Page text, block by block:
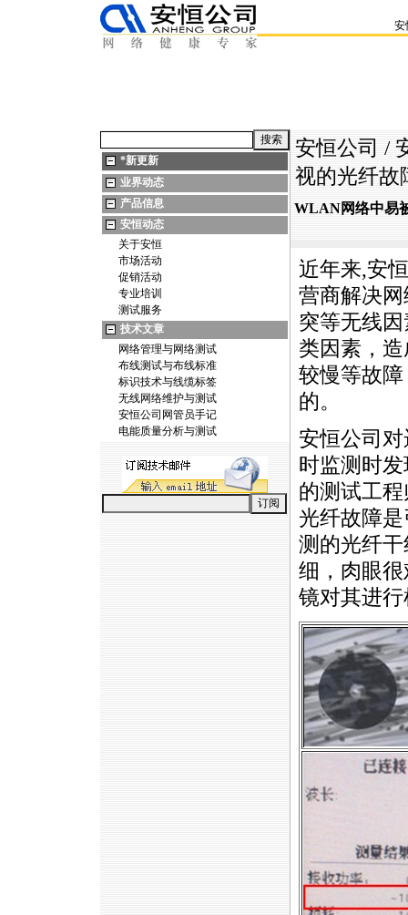
安
*新更新
业界动态
产品信息
安恒动态
关于安恒
市场活动
促销活动
专业培训
测试服务
技术文章
网络管理与网络测试
布线测试与布线标准
标识技术与线缆标签
无线网络维护与测试
安恒公司网管员手记
电能质量分析与测试
安恒公司 /
视的光纤故
WLAN网络中易
近年来,安
营商解决
突等无线
类因素，
较慢等故
的。
安恒公司
时监测时
的测试工
光纤故障
测的光纤
细，肉眼
镜对其进